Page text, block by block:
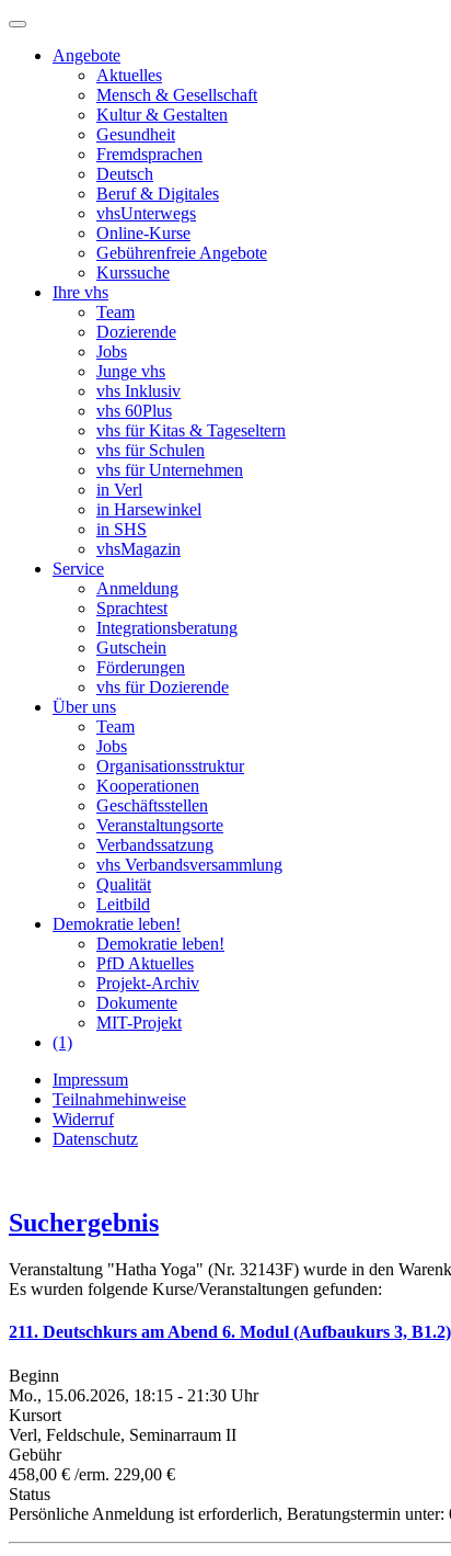
Angebote
Aktuelles
Mensch & Gesellschaft
Kultur & Gestalten
Gesundheit
Fremdsprachen
Deutsch
Beruf & Digitales
vhsUnterwegs
Online-Kurse
Gebührenfreie Angebote
Kurssuche
Ihre vhs
Team
Dozierende
Jobs
Junge vhs
vhs Inklusiv
vhs 60Plus
vhs für Kitas & Tageseltern
vhs für Schulen
vhs für Unternehmen
in Verl
in Harsewinkel
in SHS
vhsMagazin
Service
Anmeldung
Sprachtest
Integrationsberatung
Gutschein
Förderungen
vhs für Dozierende
Über uns
Team
Jobs
Organisationsstruktur
Kooperationen
Geschäftsstellen
Veranstaltungsorte
Verbandssatzung
vhs Verbandsversammlung
Qualität
Leitbild
Demokratie leben!
Demokratie leben!
PfD Aktuelles
Projekt-Archiv
Dokumente
MIT-Projekt
(1)
Impressum
Teilnahmehinweise
Widerruf
Datenschutz
Suchergebnis
Veranstaltung "Hatha Yoga" (Nr. 32143F) wurde in den
Es wurden folgende Kurse/Veranstaltungen gefunden:
211. Deutschkurs am Abend 6. Modul (Aufbaukurs 3, B1.2)
Beginn
Mo., 15.06.2026, 18:15 - 21:30 Uhr
Kursort
Verl, Feldschule, Seminarraum II
Gebühr
458,00 € /erm. 229,00 €
Status
Persönliche Anmeldung ist erforderlich, Beratungstermin